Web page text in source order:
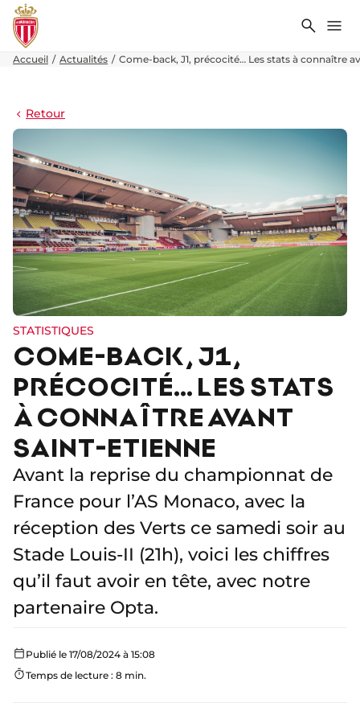
Accueil Actualités Come-back, J1, précocité… Les stats à connaître
Retour
STATISTIQUES
COME-BACK, J1,
PRÉCOCITÉ… LES STATS
À CONNAÎTRE AVANT
SAINT-ETIENNE
Avant la reprise du championnat de
France pour l’AS Monaco, avec la
réception des Verts ce samedi soir au
Stade Louis-II (21h), voici les chiffres
qu’il faut avoir en tête, avec notre
partenaire Opta.
Publié le 17/08/2024 à 15:08
Temps de lecture : 8 min.